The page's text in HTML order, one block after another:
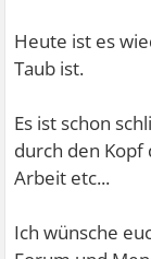
Heute ist es
Taub ist.
Es ist schon
durch den Kopf
Arbeit etc...
Ich wünsche